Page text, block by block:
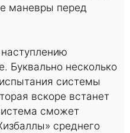
маневры перед
Буквально несколько
системы
вскоре встанет
сможет
среднего